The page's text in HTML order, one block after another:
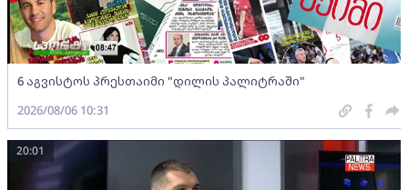
6 აგვისტოს პრესთაიმი "დილის პალიტრაში"
2026/08/06 10:31
20:01